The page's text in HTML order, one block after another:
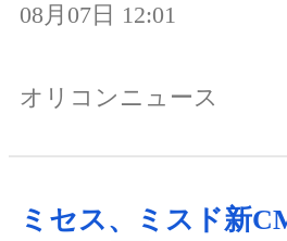
08月07日 12:01
オリコンニュース
ミセス、ミスド新